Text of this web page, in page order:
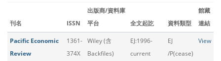
刊名 ISSN
出版商/資料庫
平台
全文起訖 資料類型
館藏
連結
Pacific Economic
Review
1361-
374X
Wiley (含
Backfiles)
EJ:1996-
current
EJ
/P(cease)
View